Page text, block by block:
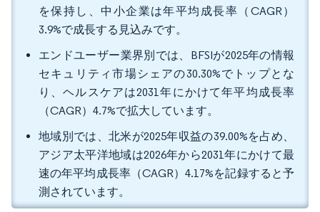
を保持し、中小企業は年平均成長率（CAGR）
3.9%で成長する見込みです。
エンドユーザー業界別では、BFSIが2025年の情報
セキュリティ市場シェアの30.30%でトップとな
り、ヘルスケアは2031年にかけて年平均成長率
（CAGR）4.7%で拡大しています。
地域別では、北米が2025年収益の39.00%を占め、
アジア太平洋地域は2026年から2031年にかけて最
速の年平均成長率（CAGR）4.17%を記録すると予
測されています。